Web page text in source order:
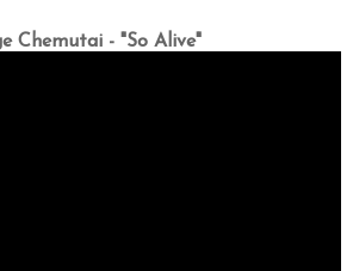
Chemutai - "So Alive"